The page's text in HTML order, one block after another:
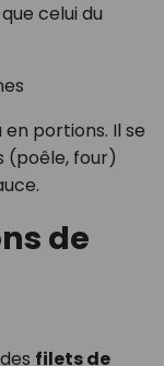
celui du
portions. Il se
(poêle, four)
de
filets de